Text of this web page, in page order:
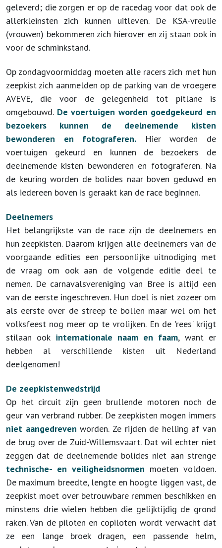
geleverd; die zorgen er op de racedag voor dat ook de
allerkleinsten zich kunnen uitleven. De KSA-vreulie
(vrouwen) bekommeren zich hierover en zij staan ook in
voor de schminkstand.
Op zondagvoormiddag moeten alle racers zich met hun
zeepkist zich aanmelden op de parking van de vroegere
AVEVE, die voor de gelegenheid tot pitlane is
omgebouwd. De voertuigen worden goedgekeurd en
bezoekers kunnen de deelnemende kisten
bewonderen en fotograferen. Hier worden de
voertuigen gekeurd en kunnen de bezoekers de
deelnemende kisten bewonderen en fotograferen. Na
de keuring worden de bolides naar boven geduwd en
als iedereen boven is geraakt kan de race beginnen.
Deelnemers
Het belangrijkste van de race zijn de deelnemers en
hun zeepkisten. Daarom krijgen alle deelnemers van de
voorgaande edities een persoonlijke uitnodiging met
de vraag om ook aan de volgende editie deel te
nemen. De carnavalsvereniging van Bree is altijd een
van de eerste ingeschreven. Hun doel is niet zozeer om
als eerste over de streep te bollen maar wel om het
volksfeest nog meer op te vrolijken. En de 'rees' krijgt
stilaan ook internationale naam en faam, want er
hebben al verschillende kisten uit Nederland
deelgenomen!
De zeepkistenwedstrijd
Op het circuit zijn geen brullende motoren noch de
geur van verbrand rubber. De zeepkisten mogen immers
niet aangedreven worden. Ze rijden de helling af van
de brug over de Zuid-Willemsvaart. Dat wil echter niet
zeggen dat de deelnemende bolides niet aan strenge
technische- en veiligheidsnormen moeten voldoen.
De maximum breedte, lengte en hoogte liggen vast, de
zeepkist moet over betrouwbare remmen beschikken en
minstens drie wielen hebben die gelijktijdig de grond
raken. Van de piloten en copiloten wordt verwacht dat
ze een lange broek dragen, een passende helm,